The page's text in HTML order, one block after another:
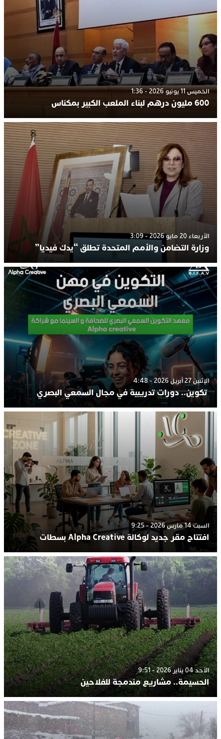
الخميس 11 يونيو 2026 - 1:36
600 مليون درهم لبناء الملعب الكبير بمكناس
الأربعاء 20 مايو 2026 - 3:09
وزارة التضامن والأمم المتحدة تطلق “يدك فيديا”
الإثنين 27 أبريل 2026 - 4:48
تكوين.. دورات تدريبية في مجال السمعي البصري
السبت 14 مارس 2026 - 9:25
افتتاح مقر جديد لوكالة Alpha Creative بسطات
الأحد 04 يناير 2026 - 9:51
الحسيمة.. مشاريع مندمجة للفلاحين